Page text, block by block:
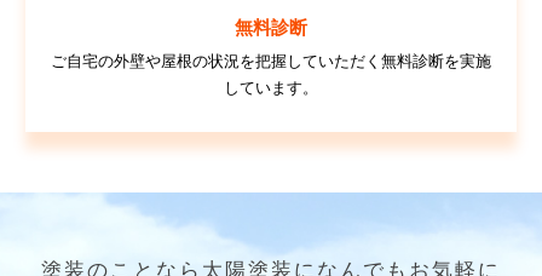
無料診断
ご自宅の外壁や屋根の状況を把握していただく無料診断を実施
しています。
塗装のことなら太陽塗装になんでもお気軽に